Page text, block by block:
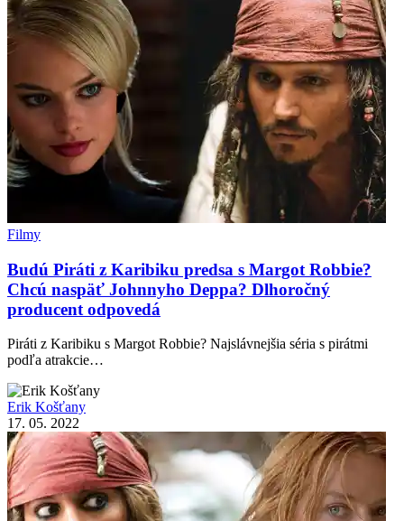
Filmy
Budú Piráti z Karibiku predsa s Margot Robbie?
Chcú naspäť Johnnyho Deppa? Dlhoročný
producent odpovedá
Piráti z Karibiku s Margot Robbie? Najslávnejšia séria s pirátmi
podľa atrakcie…
Erik Košťany
17. 05. 2022